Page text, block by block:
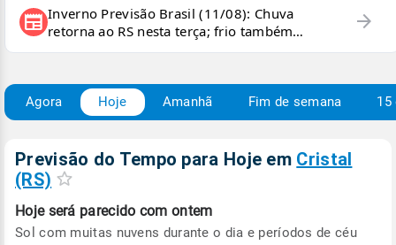
newspaper Inverno Previsão Brasil (11/08): Chuva
retorna ao RS nesta terça; frio também
persiste e há chance de geada
arrow_forward
Agora Hoje Amanhã Fim de semana 15
Previsão do Tempo para Hoje em Cristal
(RS)
Hoje será parecido com ontem
Sol com muitas nuvens durante o dia e períodos de céu